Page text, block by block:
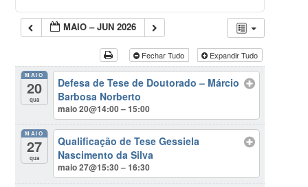
MAIO – JUN 2026
Fechar Tudo Expandir Tudo
MAIO
20
qua
Defesa de Tese de Doutorado – Márcio
Barbosa Norberto
maio 20@14:00 – 15:00
MAIO
27
qua
Qualificação de Tese Gessiela
Nascimento da Silva
maio 27@15:30 – 16:30